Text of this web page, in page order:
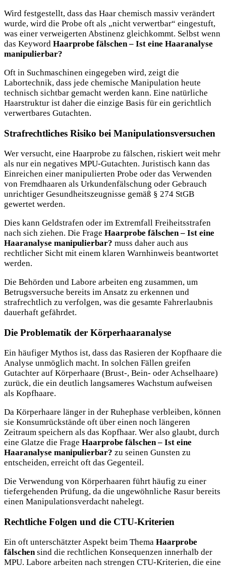
Wird festgestellt, dass das Haar chemisch massiv verändert
wurde, wird die Probe oft als „nicht verwertbar“ eingestuft,
was einer verweigerten Abstinenz gleichkommt. Selbst wenn
das Keyword Haarprobe fälschen – Ist eine Haaranalyse
manipulierbar?
Oft in Suchmaschinen eingegeben wird, zeigt die
Labortechnik, dass jede chemische Manipulation heute
technisch sichtbar gemacht werden kann. Eine natürliche
Haarstruktur ist daher die einzige Basis für ein gerichtlich
verwertbares Gutachten.
Strafrechtliches Risiko bei Manipulationsversuchen
Wer versucht, eine Haarprobe zu fälschen, riskiert weit mehr
als nur ein negatives MPU-Gutachten. Juristisch kann das
Einreichen einer manipulierten Probe oder das Verwenden
von Fremdhaaren als Urkundenfälschung oder Gebrauch
unrichtiger Gesundheitszeugnisse gemäß § 274 StGB
gewertet werden.
Dies kann Geldstrafen oder im Extremfall Freiheitsstrafen
nach sich ziehen. Die Frage Haarprobe fälschen – Ist eine
Haaranalyse manipulierbar? muss daher auch aus
rechtlicher Sicht mit einem klaren Warnhinweis beantwortet
werden.
Die Behörden und Labore arbeiten eng zusammen, um
Betrugsversuche bereits im Ansatz zu erkennen und
strafrechtlich zu verfolgen, was die gesamte Fahrerlaubnis
dauerhaft gefährdet.
Die Problematik der Körperhaaranalyse
Ein häufiger Mythos ist, dass das Rasieren der Kopfhaare die
Analyse unmöglich macht. In solchen Fällen greifen
Gutachter auf Körperhaare (Brust-, Bein- oder Achselhaare)
zurück, die ein deutlich langsameres Wachstum aufweisen
als Kopfhaare.
Da Körperhaare länger in der Ruhephase verbleiben, können
sie Konsumrückstände oft über einen noch längeren
Zeitraum speichern als das Kopfhaar. Wer also glaubt, durch
eine Glatze die Frage Haarprobe fälschen – Ist eine
Haaranalyse manipulierbar? zu seinen Gunsten zu
entscheiden, erreicht oft das Gegenteil.
Die Verwendung von Körperhaaren führt häufig zu einer
tiefergehenden Prüfung, da die ungewöhnliche Rasur bereits
einen Manipulationsverdacht nahelegt.
Rechtliche Folgen und die CTU-Kriterien
Ein oft unterschätzter Aspekt beim Thema Haarprobe
fälschen sind die rechtlichen Konsequenzen innerhalb der
MPU. Labore arbeiten nach strengen CTU-Kriterien, die eine